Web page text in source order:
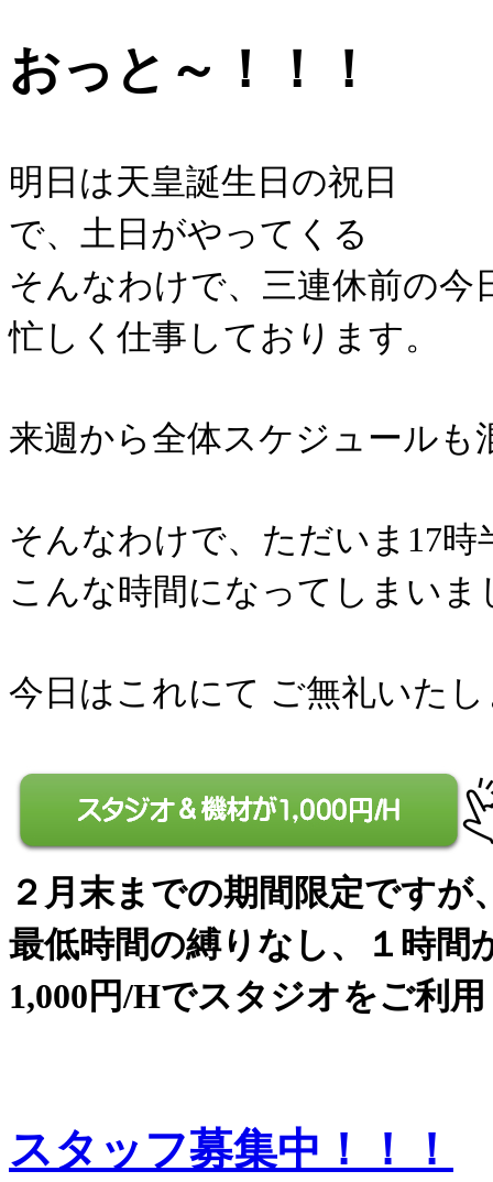
おっと～！！！
明日は天皇誕生日の祝日
で、土日がやってくる
そんなわけで、三連休前の今
忙しく仕事しております。
来週から全体スケジュールも
そんなわけで、ただいま17時
こんな時間になってしまいま
今日はこれにて ご無礼いた
２月末までの期間限定ですが
最低時間の縛りなし、１時間
1,000円/Hでスタジオをご利
スタッフ募集中！！！